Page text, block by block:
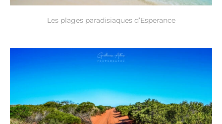
Les plages paradisiaques d’Esperance